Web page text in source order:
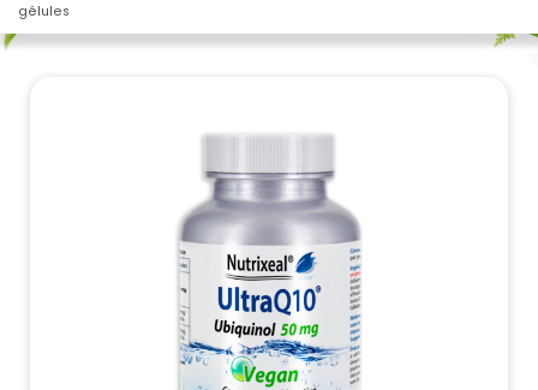
gélules